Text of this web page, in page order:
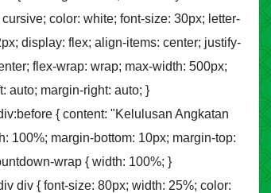
color: white; font-size: 30px; letter-
display: flex; align-items: center; justify-
flex-wrap: wrap; max-width: 500px;
auto; margin-right: auto; }
{ content: "Kelulusan Angkatan
100%; margin-bottom: 10px; margin-top:
wrap { width: 100%; }
div { font-size: 80px; width: 25%; color: